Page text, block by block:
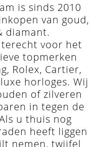
is sinds 2010
van goud,
diamant.
voor het
topmerken
Rolex, Cartier,
horloges. Wij
of zilveren
in tegen de
u thuis nog
heeft liggen
nemen, twijfel